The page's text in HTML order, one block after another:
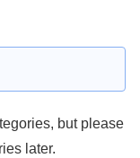
but please
later.